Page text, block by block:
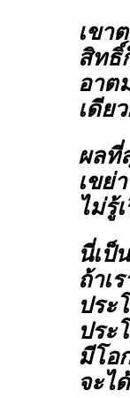
เขา
สิทธิ์
อาต
เดีย
ผลที่
เขย่
ไม่รู้
นี่เป็
ถ้าเ
ประ
ประ
มีโอ
จะไ